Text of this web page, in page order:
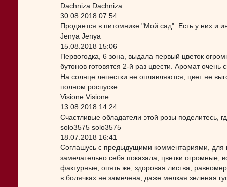
Dachniza Dachniza
30.08.2018 07:54
Продается в питомнике "Мой сад". Есть у них и
Jenya Jenya
15.08.2018 15:06
Первогодка, 6 зона, выдала первый цветок
бутонов готовятся 2-й раз цвести. Аромат
На солнце лепестки не оплавляются, цвет не
полном роспуске.
Visione Visione
13.08.2018 14:24
Счастливые обладатели этой розы поделитесь,
solo3575 solo3575
18.07.2018 16:41
Соглашусь с предыдущими комментариями, для
замечательно себя показала, цветки
фактурные, опять же, здоровая листва,
в болячках не замечена, даже мелкая зеленая